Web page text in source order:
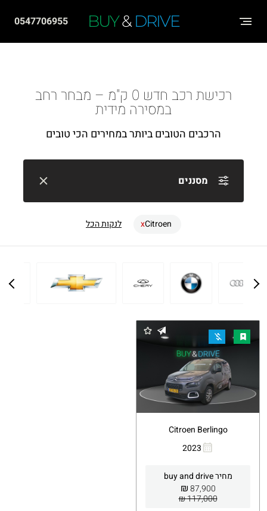
בְּאֲתָר
הַמְּסַיַּעַת
הָאֲתָר.
BUY&DRIVE
0547706955
רכישת רכב חדש 0 ק"מ – מבחר רחב
במסירה מידית
הרכבים הטובים ביותר במחירים הכי טובים
מסננים
Citroen לנקות הכל
Citroen Berlingo
2023
מחיר buy and drive
87,900
₪
117,000 ₪
Whatsapp